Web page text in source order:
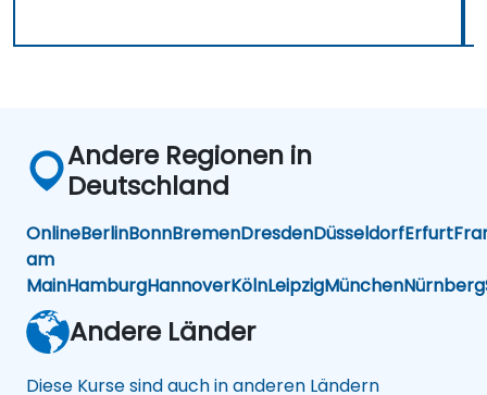
Andere Regionen in
Deutschland
OnlineBerlinBonnBremenDresdenDüsseldorfErfurt
am
MainHamburgHannoverKölnLeipzigMünchenNürnberg
Andere Länder
Diese Kurse sind auch in anderen Ländern